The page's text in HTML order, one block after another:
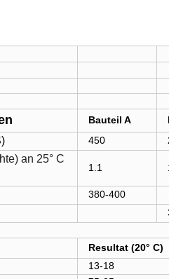
Bauteil A
450
an 25° C
1.1
380-400
Resultat (20° C)
13-18